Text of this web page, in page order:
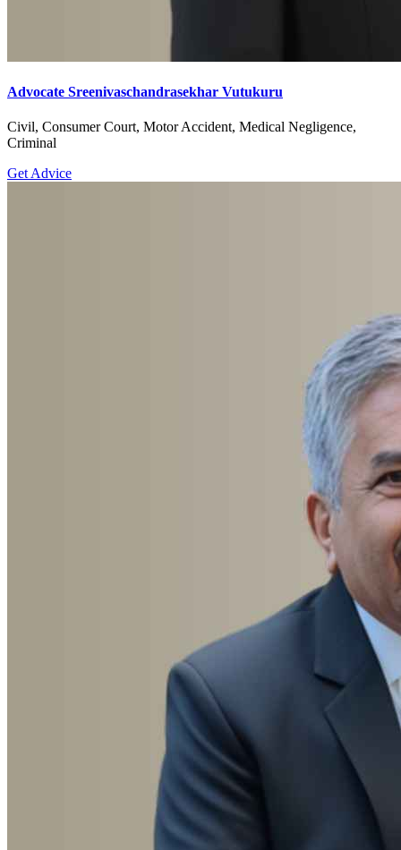
Advocate Sreenivaschandrasekhar Vutukuru
Civil, Consumer Court, Motor Accident, Medical Negligence,
Criminal
Get Advice